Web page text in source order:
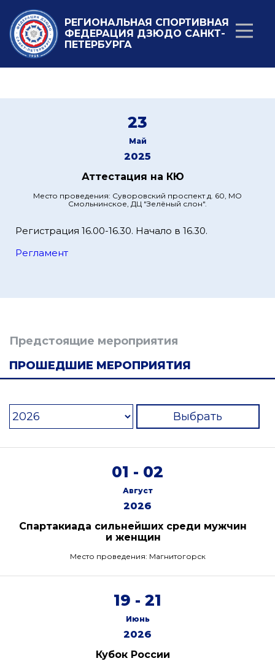
РЕГИОНАЛЬНАЯ СПОРТИВНАЯ
ФЕДЕРАЦИЯ ДЗЮДО САНКТ-
ПЕТЕРБУРГА
23
Май
2025
Аттестация на КЮ
Место проведения: Суворовский проспект д. 60, МО
Смольнинское, ДЦ "Зелёный слон".
Регистрация 16.00-16.30. Начало в 16.30.
Регламент
Предстоящие мероприятия
ПРОШЕДШИЕ МЕРОПРИЯТИЯ
Выбрать
01 - 02
Август
2026
Спартакиада сильнейших среди мужчин
и женщин
Место проведения: Магнитогорск
19 - 21
Июнь
2026
Кубок России